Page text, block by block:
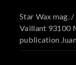
Star Wax mag.
Vaillant 93100
publication